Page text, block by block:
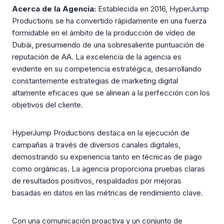
Acerca de la Agencia: Establecida en 2016, HyperJump
Productions se ha convertido rápidamente en una fuerza
formidable en el ámbito de la producción de vídeo de
Dubái, presumiendo de una sobresaliente puntuación de
reputación de AA. La excelencia de la agencia es
evidente en su competencia estratégica, desarrollando
constantemente estrategias de marketing digital
altamente eficaces que se alinean a la perfección con los
objetivos del cliente.
HyperJump Productions destaca en la ejecución de
campañas a través de diversos canales digitales,
demostrando su experiencia tanto en técnicas de pago
como orgánicas. La agencia proporciona pruebas claras
de resultados positivos, respaldados por mejoras
basadas en datos en las métricas de rendimiento clave.
Con una comunicación proactiva y un conjunto de